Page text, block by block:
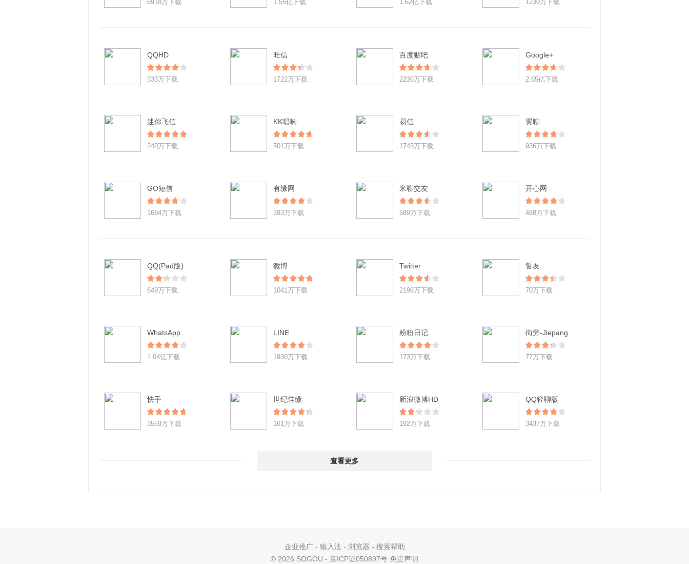
6918万下载 1.55亿下载 1.62亿下载 1230万下载
QQHD
533万下载
旺信
1722万下载
百度贴吧
2236万下载
Google+
2.65亿下载
迷你飞信
240万下载
KK唱响
501万下载
易信
1743万下载
翼聊
936万下载
GO短信
1684万下载
有缘网
393万下载
米聊交友
589万下载
开心网
488万下载
QQ(Pad版)
649万下载
微博
1041万下载
Twitter
2196万下载
誓友
70万下载
WhatsApp
1.04亿下载
LINE
1930万下载
粉粉日记
173万下载
街旁-Jiepang
77万下载
快手
3559万下载
世纪佳缘
161万下载
新浪微博HD
192万下载
QQ轻聊版
3437万下载
查看更多
企业推广- 输入法- 浏览器 - 搜索帮助
© 2026 SOGOU - 京ICP证050897号 免责声明